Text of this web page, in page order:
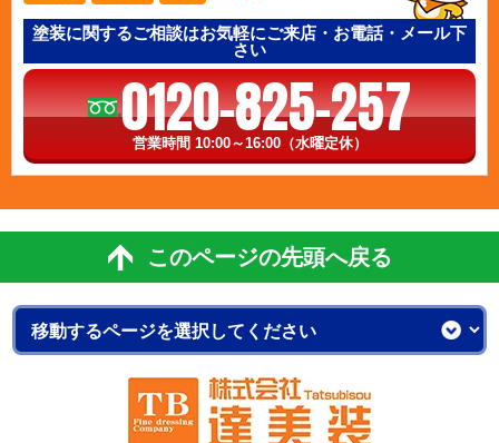
塗装に関するご相談はお気軽にご来店・お電話・メール下
さい
0120-825-257
営業時間 10:00～16:00（水曜定休）
このページの先頭へ戻る